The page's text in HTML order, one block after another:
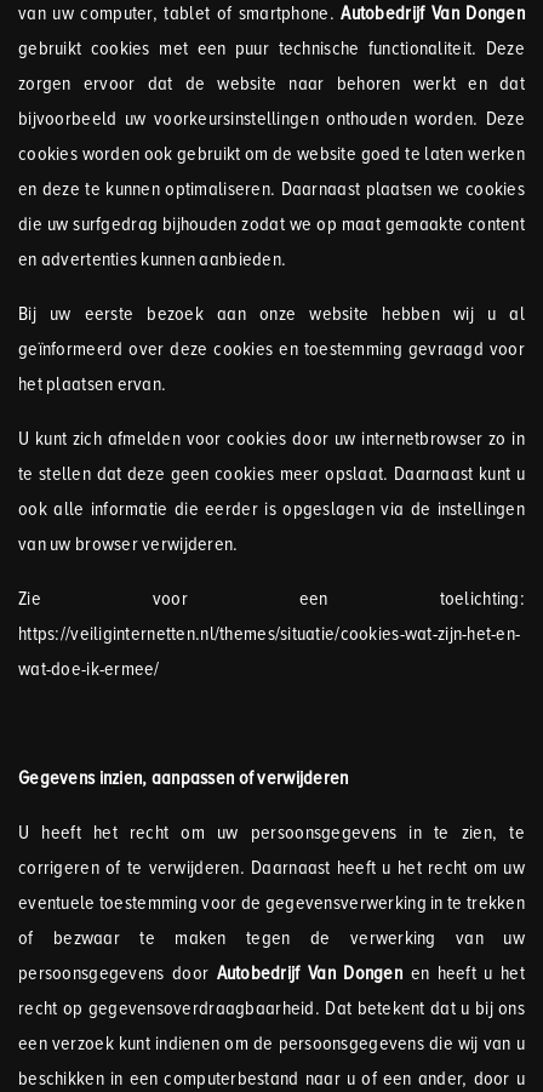
van uw computer, tablet of smartphone.Autobedrijf Van Dongen
gebruikt cookies met een puur technische functionaliteit. Deze
zorgen ervoor dat de website naar behoren werkt en dat
bijvoorbeeld uw voorkeursinstellingen onthouden worden. Deze
cookies worden ook gebruikt om de website goed te laten werken
en deze te kunnen optimaliseren. Daarnaast plaatsen we cookies
die uw surfgedrag bijhouden zodat we op maat gemaakte content
en advertenties kunnen aanbieden.
Bij uw eerste bezoek aan onze website hebben wij u al
geïnformeerd over deze cookies en toestemming gevraagd voor
het plaatsen ervan.
U kunt zich afmelden voor cookies door uw internetbrowser zo in
te stellen dat deze geen cookies meer opslaat. Daarnaast kunt u
ook alle informatie die eerder is opgeslagen via de instellingen
van uw browser verwijderen.
Zie voor een toelichting:
https://veiliginternetten.nl/themes/situatie/cookies-wat-zijn-het-en-
wat-doe-ik-ermee/
Gegevens inzien, aanpassen of verwijderen
U heeft het recht om uw persoonsgegevens in te zien, te
corrigeren of te verwijderen. Daarnaast heeft u het recht om uw
eventuele toestemming voor de gegevensverwerking in te trekken
of bezwaar te maken tegen de verwerking van uw
persoonsgegevens door Autobedrijf Van Dongen en heeft u het
recht op gegevensoverdraagbaarheid. Dat betekent dat u bij ons
een verzoek kunt indienen om de persoonsgegevens die wij van u
beschikken in een computerbestand naar u of een ander, door u